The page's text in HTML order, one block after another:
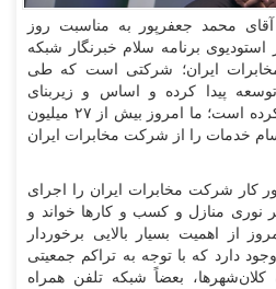
آقای محمد جعفرپور به مناسبت روز
استودیوی برنامه سلام خبرنگار شبکه
ایران؛ شرکتی است که طی
پیدا کرده و اساس و زیربنای
ارتباطات در کشور را ایجاد کرده است؛ ما امروز بیش از ۲۷ میلیون
خدمات را از شرکت مخابرات ایران
کار شرکت مخابرات ایران را اجرای
منازل و کسب و کار‌ها خواند و
از اهمیت بسیار بالایی برخوردار
دارد که با توجه به تراکم جمعیتی
بعضاً شبکه تلفن همراه